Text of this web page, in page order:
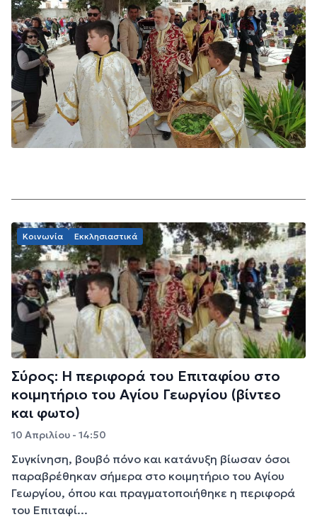
Κοινωνία Εκκλησιαστικά
Σύρος: Η περιφορά του Επιταφίου στο
κοιμητήριο του Αγίου Γεωργίου (βίντεο
και φωτο)
10 Απριλίου - 14:50
Συγκίνηση, βουβό πόνο και κατάνυξη βίωσαν όσοι
παραβρέθηκαν σήμερα στο κοιμητήριο του Αγίου
Γεωργίου, όπου και πραγματοποιήθηκε η περιφορά
του Επιταφί...